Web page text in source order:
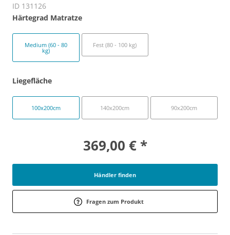
ID 131126
Härtegrad Matratze
Medium (60 - 80
kg)
Fest (80 - 100 kg)
Liegefläche
100x200cm 140x200cm 90x200cm
369,00 € *
Händler finden
Fragen zum Produkt